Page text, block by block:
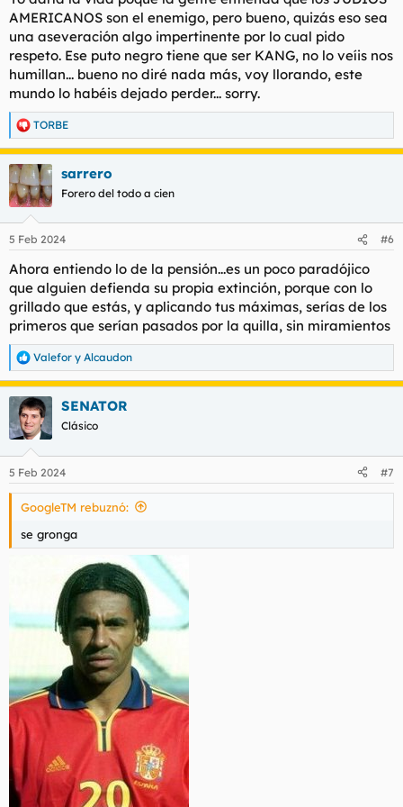
AMERICANOS son el enemigo, pero bueno, quizás eso sea
una aseveración algo impertinente por lo cual pido
respeto. Ese puto negro tiene que ser KANG, no lo veíis nos
humillan... bueno no diré nada más, voy llorando, este
mundo lo habéis dejado perder... sorry.
R
e
a
c
c
i
e
:
TORBE
sarrero
Forero del todo a cien
5 Feb 2024 #6
Ahora entiendo lo de la pensión...es un poco paradójico
que alguien defienda su propia extinción, porque con lo
grillado que estás, y aplicando tus máximas, serías de los
primeros que serían pasados por la quilla, sin miramientos
R
e
a
c
c
i
e
s
Valefor y Alcaudon
SENATOR
Clásico
5 Feb 2024 #7
GoogleTM rebuznó:
se gronga